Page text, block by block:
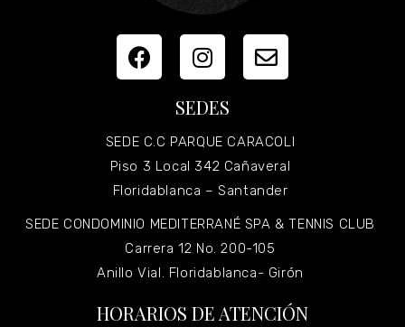
SEDES
SEDE C.C PARQUE CARACOLI
Piso 3 Local 342 Cañaveral
Floridablanca – Santander
SEDE CONDOMINIO MEDITERRANÉ SPA & TENNIS CLUB
Carrera 12 No. 200-105
Anillo Vial. Floridablanca- Girón
HORARIOS DE ATENCIÓN